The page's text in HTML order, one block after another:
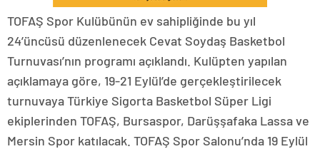
TOFAŞ Spor Kulübünün ev sahipliğinde bu yıl
24’üncüsü düzenlenecek Cevat Soydaş Basketbol
Turnuvası’nın programı açıklandı. Kulüpten yapılan
açıklamaya göre, 19-21 Eylül’de gerçekleştirilecek
turnuvaya Türkiye Sigorta Basketbol Süper Ligi
ekiplerinden TOFAŞ, Bursaspor, Darüşşafaka Lassa ve
Mersin Spor katılacak. TOFAŞ Spor Salonu’nda 19 Eylül